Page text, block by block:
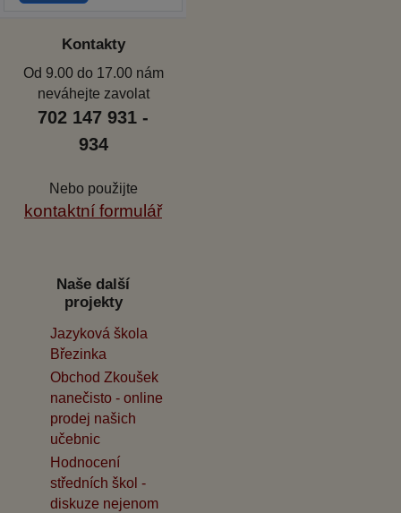
Kontakty
Od 9.00 do 17.00 nám
neváhejte zavolat
702 147 931 -
934
Nebo použijte
kontaktní formulář
Naše další
projekty
Jazyková škola
Březinka
Obchod Zkoušek
nanečisto - online
prodej našich
učebnic
Hodnocení
středních škol -
diskuze nejenom